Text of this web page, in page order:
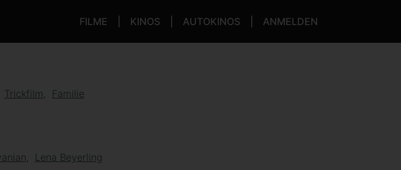
FILME KINOS AUTOKINOS ANMELDEN
Trickfilm
Familie
Lena Beyerling